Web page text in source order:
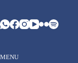
MENU